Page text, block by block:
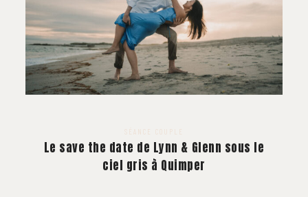
Le save the date de Lynn & Glenn sous le
ciel gris à Quimper